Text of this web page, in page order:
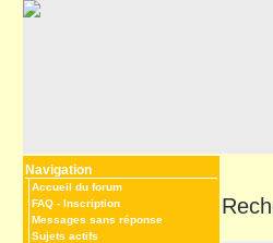
Navigation
Accueil du forum
FAQ - Inscription
Messages sans réponse
Sujets actifs